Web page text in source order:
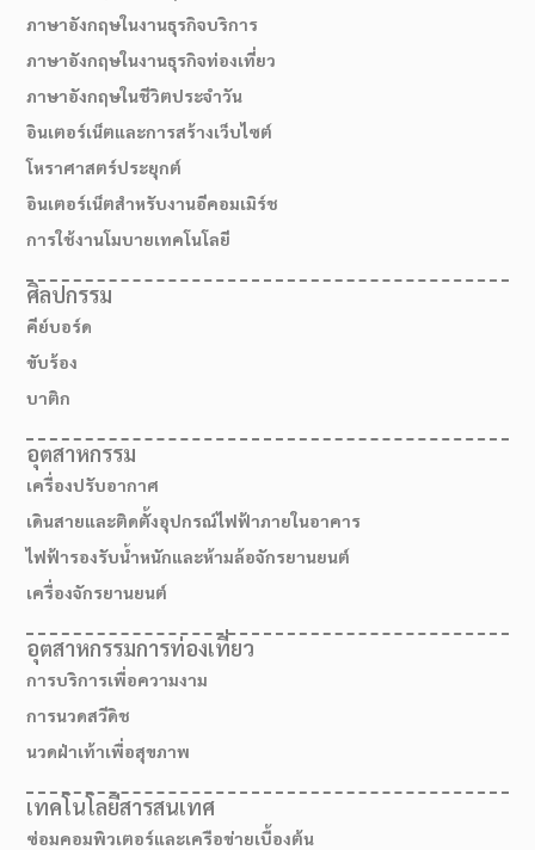
ภาษาอังกฤษในงานธุรกิจบริการ
ภาษาอังกฤษในงานธุรกิจท่องเที่ยว
ภาษาอังกฤษในชีวิตประจำวัน
อินเตอร์เน็ตและการสร้างเว็บไซต์
โหราศาสตร์ประยุกต์
อินเตอร์เน็ตสำหรับงานอีคอมเมิร์ช
การใช้งานโมบายเทคโนโลยี
ศิลปกรรม
คีย์บอร์ด
ขับร้อง
บาติก
อุตสาหกรรม
เครื่องปรับอากาศ
เดินสายและติดตั้งอุปกรณ์ไฟฟ้าภายในอาคาร
ไฟฟ้ารองรับน้ำหนักและห้ามล้อจักรยานยนต์
เครื่องจักรยานยนต์
อุตสาหกรรมการท่องเที่ยว
การบริการเพื่อความงาม
การนวดสวีดิช
นวดฝ่าเท้าเพื่อสุขภาพ
เทคโนโลยีสารสนเทศ
ซ่อมคอมพิวเตอร์และเครือข่ายเบื้องต้น